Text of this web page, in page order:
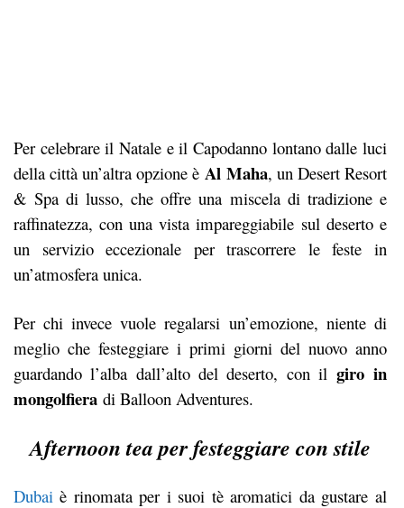
Per celebrare il Natale e il Capodanno lontano dalle luci
della città un’altra opzione èAl Maha, un Desert Resort
& Spa di lusso, che offre una miscela di tradizione e
raffinatezza, con una vista impareggiabile sul deserto e
un servizio eccezionale per trascorrere le feste in
un’atmosfera unica.
Per chi invece vuole regalarsi un’emozione, niente di
meglio che festeggiare i primi giorni del nuovo anno
guardando l’alba dall’alto del deserto, con ilgiro in
mongolfiera di Balloon Adventures.
Afternoon tea per festeggiare con stile
Dubai è rinomata per i suoi tè aromatici da gustare al